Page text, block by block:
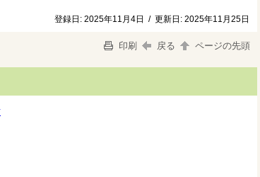
登録日: 2025年11月4日 / 更新日: 2025年11月25日
印刷 戻る ページの先頭